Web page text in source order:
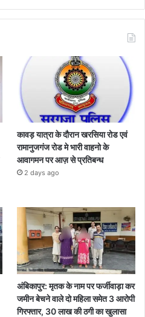
कावड़ यात्रा के दौरान खरसिया रोड एवं
रामानुजगंज रोड मे भारी वाहनो के
आवागमन पर आज़ से प्रतिबन्ध
2 days ago
अंबिकापुर: मृतक के नाम पर फर्जीवाड़ा कर
जमीन बेचने वाले दो महिला समेत 3 आरोपी
गिरफ्तार, 30 लाख की ठगी का खुलासा